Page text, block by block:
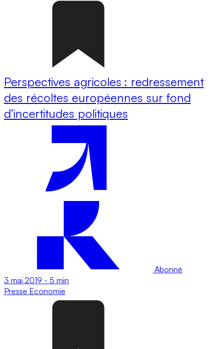
Perspectives agricoles : redressement
des récoltes européennes sur fond
d’incertitudes politiques
Abonné
3 mai 2019 - 5 min
Presse Economie